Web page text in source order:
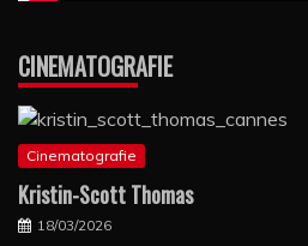
CINEMATOGRAFIE
Cinematografie
Kristin-Scott Thomas
18/03/2026